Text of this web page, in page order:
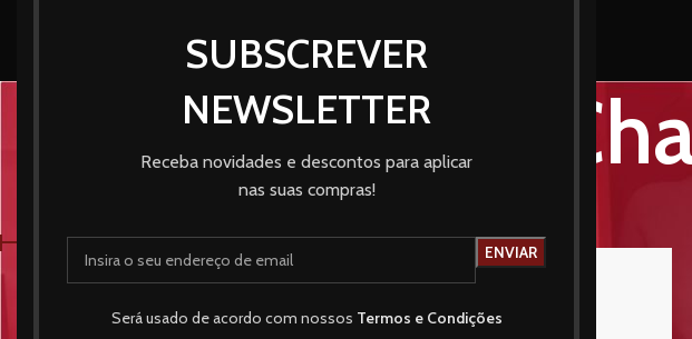
SUBSCREVER
NEWSLETTER
Receba novidades e descontos para aplicar
nas suas compras!
Será usado de acordo com nossos Termos e Condições
Cintos |
Início